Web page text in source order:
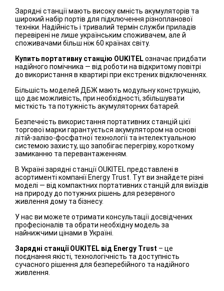
Зарядні станції мають високу ємність акумуляторів та
широкий набір портів для підключення різнопланової
техніки. Надійність і тривалий термін служби приладів
перевірені не лише українським споживачем, але й
споживачами більш ніж 60 країнах світу.
Купить портативну станцію OUKITELозначає придбати
надійного помічника — від роботи на відкритому повітрі
до використання в квартирі при екстрених відключеннях.
Більшість моделей ДБЖ мають модульну конструкцію,
що дає можливість, при необхідності, збільшувати
місткість та потужність акумуляторних батарей.
Безпечність використання портативних станцій цієї
торгової марки гарантується акумулятором на основі
літій-залізо-фосфатної технології та інтелектуальною
системою захисту, що запобігає перегріву, короткому
замиканню та перевантаженням.
В Україні зарядні станції OUKITEL представлені в
асортименті компанії Energy Trust. Тут ви знайдете різні
моделі — від компактних портативних станцій для виїздів
на природу до потужних рішень для резервного
живлення дому та бізнесу.
У нас ви можете отримати консультації досвідчених
професіоналів та обрати необхідну модель за
найнижчими цінами в Україні.
Зарядні станції OUKITEL від Energy Trust – це
поєднання якісті, технологічність та доступність
сучасного рішення для безперебійного та надійного
живлення.